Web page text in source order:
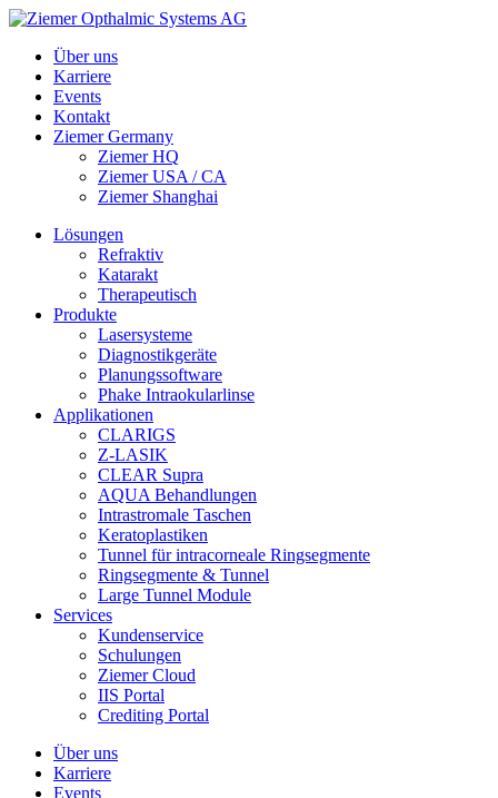
Über uns
Karriere
Events
Kontakt
Ziemer Germany
Ziemer HQ
Ziemer USA / CA
Ziemer Shanghai
Lösungen
Refraktiv
Katarakt
Therapeutisch
Produkte
Lasersysteme
Diagnostikgeräte
Planungssoftware
Phake Intraokularlinse
Applikationen
CLARIGS
Z-LASIK
CLEAR Supra
AQUA Behandlungen
Intrastromale Taschen
Keratoplastiken
Tunnel für intracorneale Ringsegmente
Ringsegmente & Tunnel
Large Tunnel Module
Services
Kundenservice
Schulungen
Ziemer Cloud
IIS Portal
Crediting Portal
Über uns
Karriere
Events